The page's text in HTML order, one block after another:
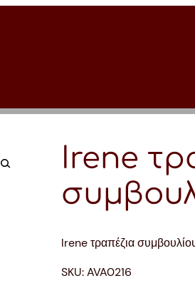
Irene
Irene τραπέζια
SKU:AVA0216